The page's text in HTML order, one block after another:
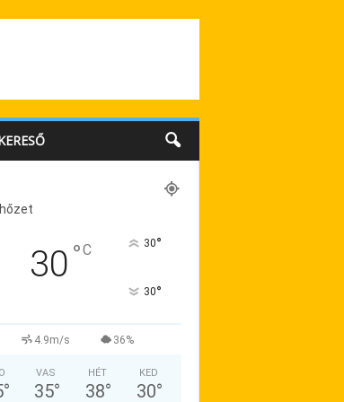
30 °C 30°
30°
4.9m/s 36%
°
VAS
35°
HÉT
38°
KED
30°